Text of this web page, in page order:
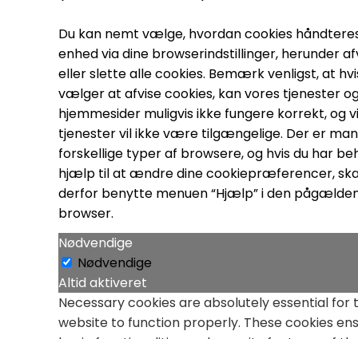
Du kan nemt vælge, hvordan cookies
enhed via dine browserindstillinger, herunder
eller slette alle cookies. Bemærk venligst, at
vælger at afvise cookies, kan vores tjenester
hjemmesider muligvis ikke fungere korrekt, og
tjenester vil ikke være tilgængelige. Der er
forskellige typer af browsere, og hvis du har
hjælp til at ændre dine cookiepræferencer,
derfor benytte menuen “Hjælp” i den
browser.
Nødvendige
Nødvendige
Altid aktiveret
Necessary cookies are absolutely essential for
website to function properly. These cookies